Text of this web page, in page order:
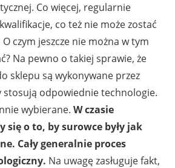
Co więcej, regularnie
co też nie może zostać
czym jeszcze nie można w tym
Na pewno o takiej sprawie, że
sklepu są wykonywane przez
stosują odpowiednie technologie.
wybierane. W czasie
się o to, by surowce były jak
Cały generalnie proces
Na uwagę zasługuje fakt,